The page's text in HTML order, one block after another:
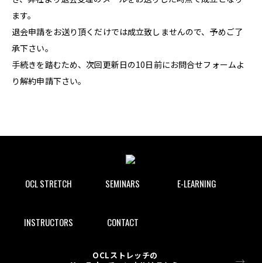
ます。
退会申請をお送り頂くだけでは成立致しませんので、予めご了
承下さい。
手続きを踏むため、次回更新日の10日前にお問合せフォームよ
り解約申請下さい。
OCL STRETCH SEMINARS E-LEARNING
INSTRUCTORS CONTACT
OCLストレッチの